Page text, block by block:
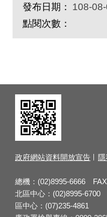
發布日期：
108-
點閱次數：
政府網站資料開放宣告
總機：(02)8995-6666
北區中心：(02)8995-
區中心：(07)235-4861